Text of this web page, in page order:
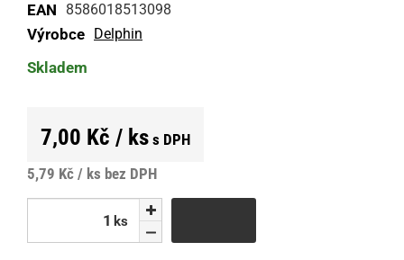
EAN 8586018513098
Výrobce Delphin
Skladem
7,00 Kč / ks s DPH
5,79 Kč / ks bez DPH
ks
ks